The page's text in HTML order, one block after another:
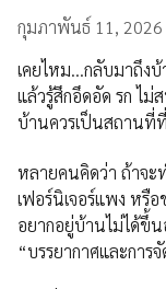
กุมภาพันธ์ 11, 2026
เคยไหม…กลับมาถึงบ้
แล้วรู้สึกอึดอัด รก ไม่
บ้านควรเป็นสถานที่
หลายคนคิดว่า ถ้าจ
เฟอร์นิเจอร์แพง หรื
อยากอยู่บ้านไม่ได้ขึ้
“บรรยากาศและการ